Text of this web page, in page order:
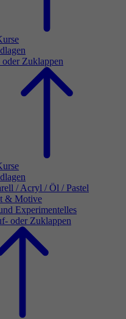
Zuklappen
/ Acryl / Öl / Pastel
& Motive
Experimentelles
oder Zuklappen